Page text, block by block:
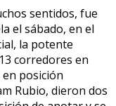
sentidos, fue
el sábado, en el
la potente
corredores en
posición
Rubio, dieron dos